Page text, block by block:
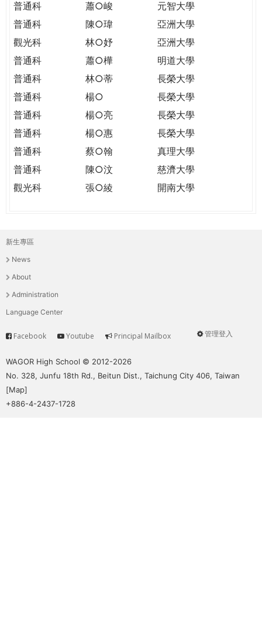
普通科 蕭○峻
元智大學
普通科
陳○瑋
亞洲大學
觀光科
林○妤
亞洲大學
普通科
蕭○樺
明道大學
普通科
林○蒂
長榮大學
普通科
楊○
長榮大學
普通科
楊○亮
長榮大學
普通科
楊○惠
長榮大學
普通科
蔡○翰
真理大學
普通科
陳○汶
慈濟大學
觀光科
張○綾 開南大學
主
選
單
新生專區
News
About
Administration
Language Center
User
管理登入
Service
Facebook Youtube Principal Mailbox
WAGOR High School © 2012-2026
No. 328, Junfu 18th Rd., Beitun Dist., Taichung City 406, Taiwan
[Map]
+886-4-2437-1728